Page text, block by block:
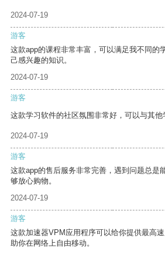
2024-07-19
游客
这款app的课程非常丰富，可以满足我不同的
己感兴趣的知识。
2024-07-19
游客
这款学习软件的社区氛围非常好，可以与其他
2024-07-19
游客
这款app的售后服务非常完善，遇到问题总是
够放心购物。
2024-07-19
游客
这款加速器VPM应用程序可以给你提供最高
助你在网络上自由移动。